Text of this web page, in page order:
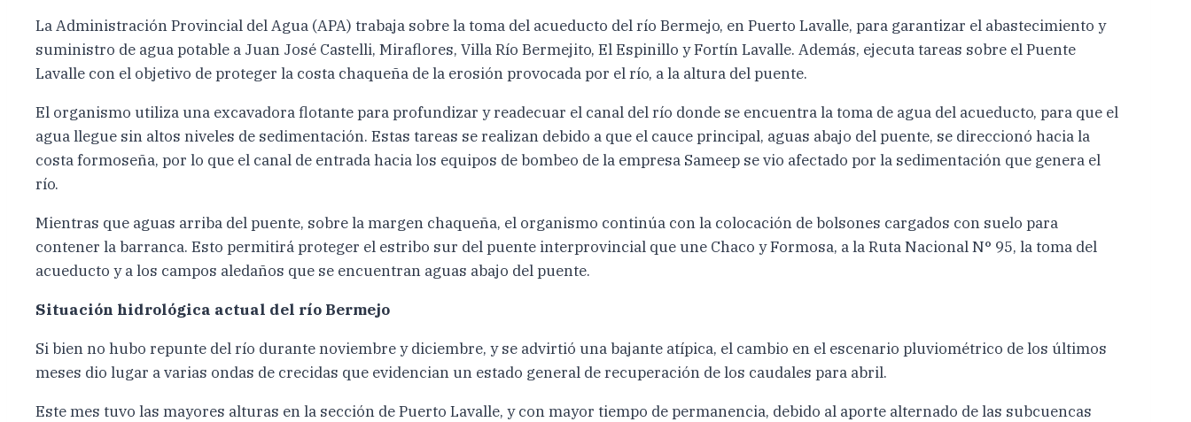
La Administración Provincial del Agua (APA) trabaja sobre la toma del acueducto del río Bermejo, en Puerto Lavalle, para garantizar el abastecimiento y
suministro de agua potable a Juan José Castelli, Miraflores, Villa Río Bermejito, El Espinillo y Fortín Lavalle. Además, ejecuta tareas sobre el Puente
Lavalle con el objetivo de proteger la costa chaqueña de la erosión provocada por el río, a la altura del puente.
El organismo utiliza una excavadora flotante para profundizar y readecuar el canal del río donde se encuentra la toma de agua del acueducto, para que el
agua llegue sin altos niveles de sedimentación. Estas tareas se realizan debido a que el cauce principal, aguas abajo del puente, se direccionó hacia la
costa formoseña, por lo que el canal de entrada hacia los equipos de bombeo de la empresa Sameep se vio afectado por la sedimentación que genera el
río.
Mientras que aguas arriba del puente, sobre la margen chaqueña, el organismo continúa con la colocación de bolsones cargados con suelo para
contener la barranca. Esto permitirá proteger el estribo sur del puente interprovincial que une Chaco y Formosa, a la Ruta Nacional N° 95, la toma del
acueducto y a los campos aledaños que se encuentran aguas abajo del puente.
Situación hidrológica actual del río Bermejo
Si bien no hubo repunte del río durante noviembre y diciembre, y se advirtió una bajante atípica, el cambio en el escenario pluviométrico de los últimos
meses dio lugar a varias ondas de crecidas que evidencian un estado general de recuperación de los caudales para abril.
Este mes tuvo las mayores alturas en la sección de Puerto Lavalle, y con mayor tiempo de permanencia, debido al aporte alternado de las subcuencas